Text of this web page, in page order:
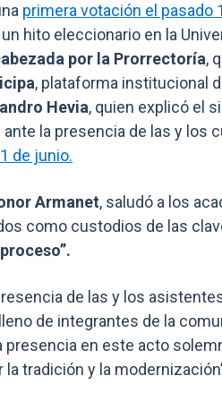
primera votación el pasado
hito eleccionario en la
por la Prorrectoría,
, plataforma institucional
Hevia, quien explicó el
la presencia de las y los
de junio.
Armanet, saludó a los
como custodios de las
de las y los
de integrantes de la
presencia en este acto
tradición y la